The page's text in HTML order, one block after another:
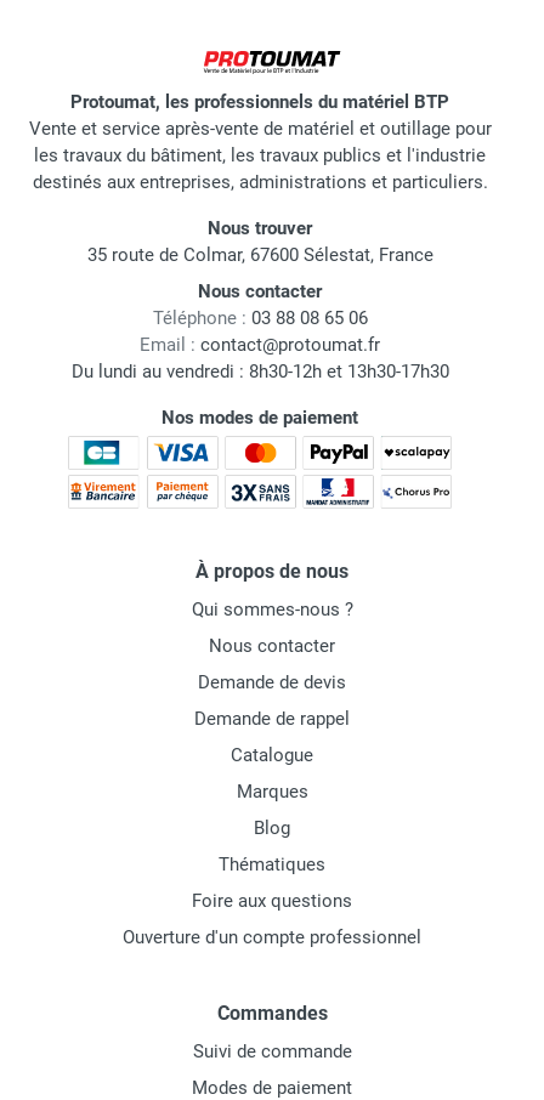
Protoumat, les professionnels du matériel BTP
Vente et service après-vente de matériel et outillage pour
les travaux du bâtiment, les travaux publics et l'industrie
destinés aux entreprises, administrations et particuliers.
Nous trouver
35 route de Colmar, 67600 Sélestat, France
Nous contacter
Téléphone : 03 88 08 65 06
Email : contact@protoumat.fr
Du lundi au vendredi : 8h30-12h et 13h30-17h30
Nos modes de paiement
À propos de nous
Qui sommes-nous ?
Nous contacter
Demande de devis
Demande de rappel
Catalogue
Marques
Blog
Thématiques
Foire aux questions
Ouverture d'un compte professionnel
Commandes
Suivi de commande
Modes de paiement